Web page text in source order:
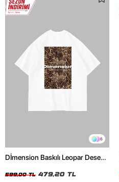
6
Dİmension Baskılı Leopar Desenli
Tshirt
599,00 TL 479,20 TL